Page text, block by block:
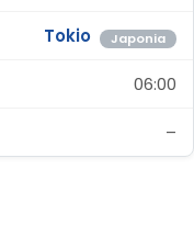
Tokio Japonia
06:00
–